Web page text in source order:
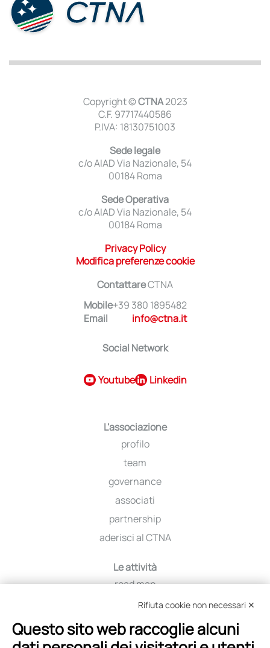
Copyright ©CTNA2023
C.F. 97717440586
P.IVA: 18130751003
Sede legale
c/o AIAD Via Nazionale, 54
00184 Roma
Sede Operativa
c/o AIAD Via Nazionale, 54
00184 Roma
Privacy Policy
Modifica preferenze cookie
ContattareCTNA
Mobile+39 380 1895482
Email
info@ctna.it
Social Network
Youtube Linkedin
L'associazione
profilo
team
governance
associati
partnership
aderisci al CTNA
Le attività
road map
iniziative
viaggio tra i distretti
education
Rifiuta cookie non necessari ✕
Questo sito web raccoglie alcuni